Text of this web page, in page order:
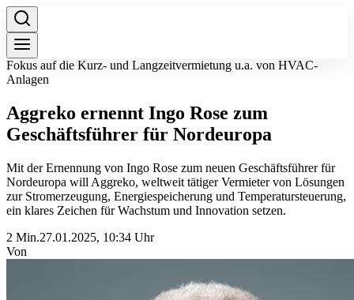
Fokus auf die Kurz- und Langzeitvermietung u.a. von HVAC-
Anlagen
Aggreko ernennt Ingo Rose zum
Geschäftsführer für Nordeuropa
Mit der Ernennung von Ingo Rose zum neuen Geschäftsführer für
Nordeuropa will Aggreko, weltweit tätiger Vermieter von Lösungen
zur Stromerzeugung, Energiespeicherung und Temperatursteuerung,
ein klares Zeichen für Wachstum und Innovation setzen.
2 Min.27.01.2025, 10:34 Uhr
Von